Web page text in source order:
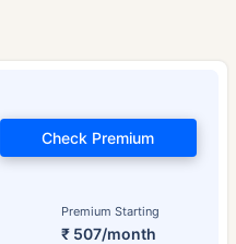
Premium Starting
₹ 507/month
Check Premium